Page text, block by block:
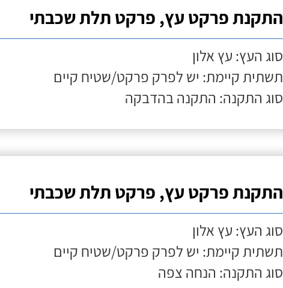
התקנת פרקט עץ, פרקט תלת שכבתי
סוג העץ: עץ אלון
תשתית קיימת: יש לפרק פרקט/שטיח קיים
סוג התקנה: התקנה בהדבקה
התקנת פרקט עץ, פרקט תלת שכבתי
סוג העץ: עץ אלון
תשתית קיימת: יש לפרק פרקט/שטיח קיים
סוג התקנה: הנחה צפה